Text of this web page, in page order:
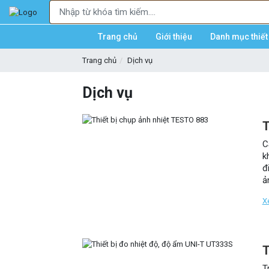
Trang chủ Giới thiệu Danh mục thiết
Trang chủ Dịch vụ
Dịch vụ